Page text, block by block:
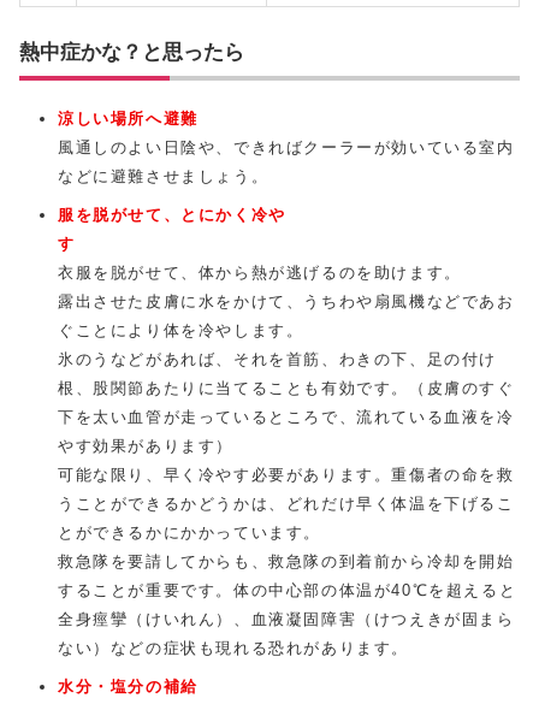
熱中症かな？と思ったら
涼しい場所へ避難
風通しのよい日陰や、できればクーラーが効いている室内
などに避難させましょう。
服を脱がせて、とにかく冷や
衣服を脱がせて、体から熱が逃げるのを助けます。
露出させた皮膚に水をかけて、うちわや扇風機などであお
ぐことにより体を冷やします。
氷のうなどがあれば、それを首筋、わきの下、足の付け
根、股関節あたりに当てることも有効です。（皮膚のすぐ
下を太い血管が走っているところで、流れている血液を冷
やす効果があります）
可能な限り、早く冷やす必要があります。重傷者の命を救
うことができるかどうかは、どれだけ早く体温を下げるこ
とができるかにかかっています。
救急隊を要請してからも、救急隊の到着前から冷却を開始
することが重要です。体の中心部の体温が40℃を超えると
全身痙攣（けいれん）、血液凝固障害（けつえきが固まら
ない）などの症状も現れる恐れがあります。
水分・塩分の補給